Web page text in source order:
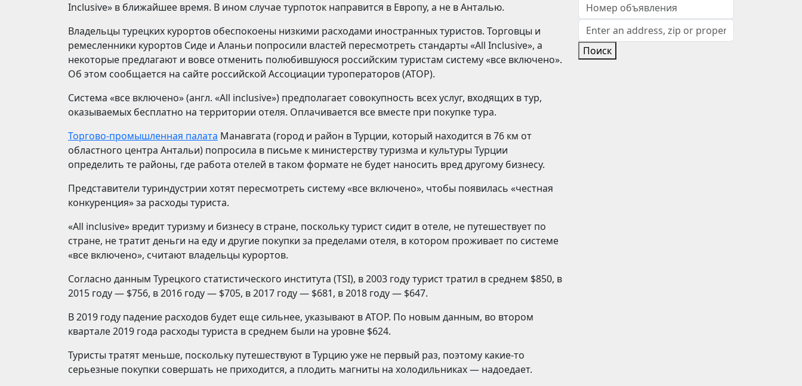
Inclusive» в ближайшее время. В ином случае турпоток направится в Европу, а не в Анталью.
Владельцы турецких курортов обеспокоены низкими расходами иностранных туристов. Торговцы и
ремесленники курортов Сиде и Аланьи попросили властей пересмотреть стандарты «All Inclusive», а
некоторые предлагают и вовсе отменить полюбившуюся российским туристам систему «все включено».
Об этом cообщается на сайте российской Ассоциации туроператоров (АТОР).
Система «все включено» (англ. «All inclusive») предполагает совокупность всех услуг, входящих в тур,
оказываемых бесплатно на территории отеля. Оплачивается все вместе при покупке тура.
Торгово-промышленная палата Манавгата (город и район в Турции, который находится в 76 км от
областного центра Антальи) попросила в письме к министерству туризма и культуры Турции
определить те районы, где работа отелей в таком формате не будет наносить вред другому бизнесу.
Представители туриндустрии хотят пересмотреть систему «все включено», чтобы появилась «честная
конкуренция» за расходы туриста.
«All inclusive» вредит туризму и бизнесу в стране, поскольку турист сидит в отеле, не путешествует по
стране, не тратит деньги на еду и другие покупки за пределами отеля, в котором проживает по системе
«все включено», считают владельцы курортов.
Согласно данным Турецкого статистического института (TSI), в 2003 году турист тратил в среднем $850, в
2015 году — $756, в 2016 году — $705, в 2017 году — $681, в 2018 году — $647.
В 2019 году падение расходов будет еще сильнее, указывают в АТОР. По новым данным, во втором
квартале 2019 года расходы туриста в среднем были на уровне $624.
Туристы тратят меньше, поскольку путешествуют в Турцию уже не первый раз, поэтому какие-то
серьезные покупки совершать не приходится, а плодить магниты на холодильниках — надоедает.
Поиск